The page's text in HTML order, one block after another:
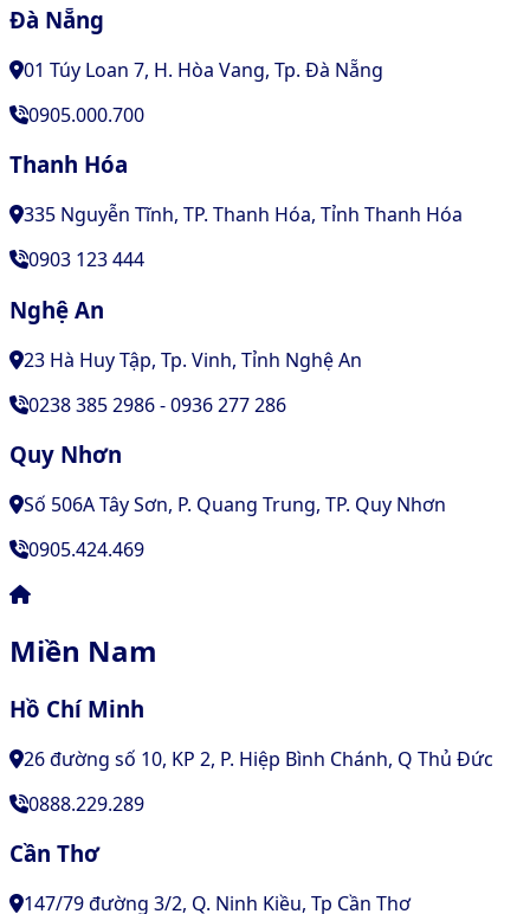
Đà Nẵng
01 Túy Loan 7, H. Hòa Vang, Tp. Đà Nẵng
0905.000.700
Thanh Hóa
335 Nguyễn Tĩnh, TP. Thanh Hóa, Tỉnh Thanh Hóa
0903 123 444
Nghệ An
23 Hà Huy Tập, Tp. Vinh, Tỉnh Nghệ An
0238 385 2986 - 0936 277 286
Quy Nhơn
Số 506A Tây Sơn, P. Quang Trung, TP. Quy Nhơn
0905.424.469
Miền Nam
Hồ Chí Minh
26 đường số 10, KP 2, P. Hiệp Bình Chánh, Q Thủ Đức
0888.229.289
Cần Thơ
147/79 đường 3/2, Q. Ninh Kiều, Tp Cần Thơ